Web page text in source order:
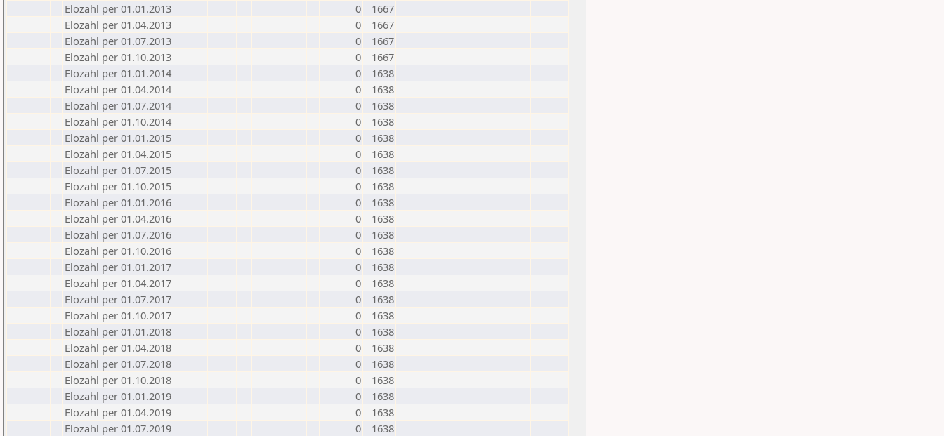
Elozahl per 01.01.2013
0
1667
Elozahl per 01.04.2013
0
1667
Elozahl per 01.07.2013
0
1667
Elozahl per 01.10.2013
0
1667
Elozahl per 01.01.2014
0
1638
Elozahl per 01.04.2014
0
1638
Elozahl per 01.07.2014
0
1638
Elozahl per 01.10.2014
0
1638
Elozahl per 01.01.2015
0
1638
Elozahl per 01.04.2015
0
1638
Elozahl per 01.07.2015
0
1638
Elozahl per 01.10.2015
0
1638
Elozahl per 01.01.2016
0
1638
Elozahl per 01.04.2016
0
1638
Elozahl per 01.07.2016
0
1638
Elozahl per 01.10.2016
0
1638
Elozahl per 01.01.2017
0
1638
Elozahl per 01.04.2017
0
1638
Elozahl per 01.07.2017
0
1638
Elozahl per 01.10.2017
0
1638
Elozahl per 01.01.2018
0
1638
Elozahl per 01.04.2018
0
1638
Elozahl per 01.07.2018
0
1638
Elozahl per 01.10.2018
0
1638
Elozahl per 01.01.2019
0
1638
Elozahl per 01.04.2019
0
1638
Elozahl per 01.07.2019
0
1638